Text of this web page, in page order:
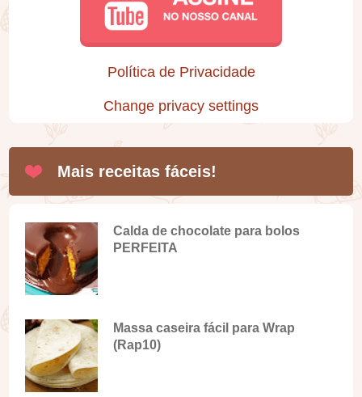
Política de Privacidade
Change privacy settings
Mais receitas fáceis!
Calda de chocolate para bolos
PERFEITA
Massa caseira fácil para Wrap
(Rap10)